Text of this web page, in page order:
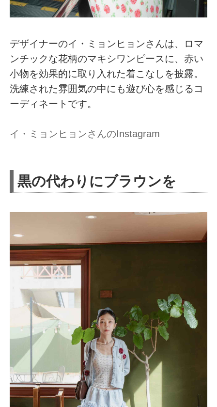
デザイナーのイ・ミョンヒョンさんは、ロマ
ンチックな花柄のマキシワンピースに、赤い
小物を効果的に取り入れた着こなしを披露。
洗練された雰囲気の中にも遊び心を感じるコ
ーディネートです。
イ・ミョンヒョンさんのInstagram
黒の代わりにブラウンを